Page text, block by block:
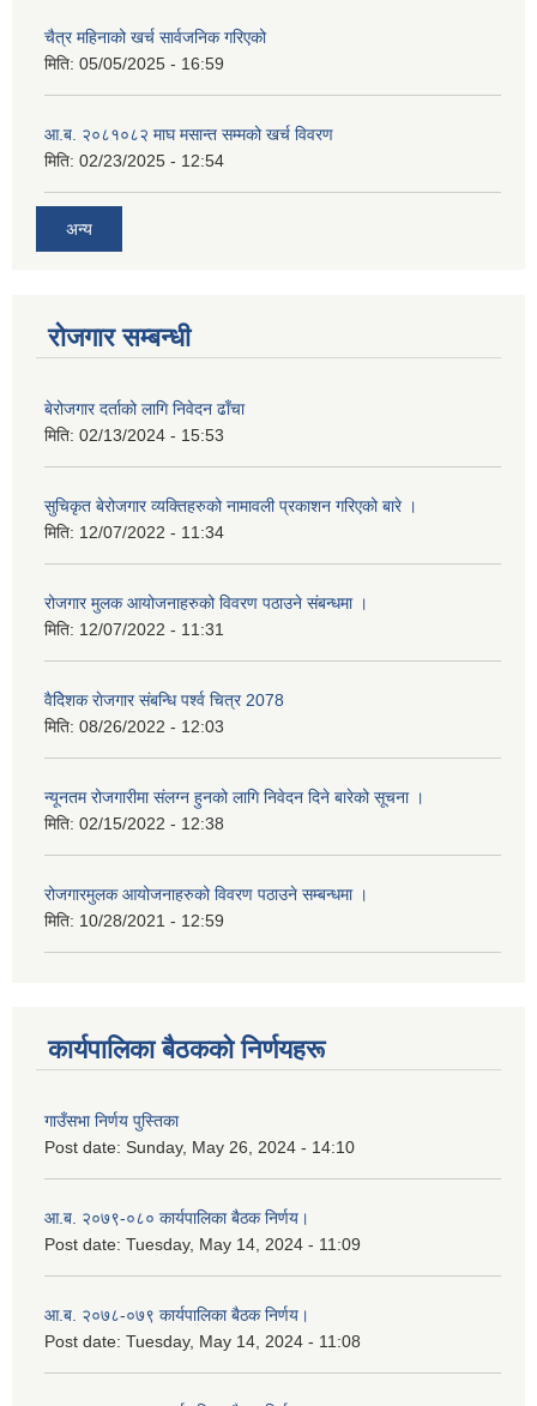
चैत्र महिनाको खर्च सार्वजनिक गरिएको
मिति: 05/05/2025 - 16:59
आ.ब. २०८१०८२ माघ मसान्त सम्मको खर्च विवरण
मिति: 02/23/2025 - 12:54
अन्य
रोजगार सम्बन्धी
बेरोजगार दर्ताको लागि निवेदन ढाँचा
मिति: 02/13/2024 - 15:53
सुचिकृत बेरोजगार व्यक्तिहरुको नामावली प्रकाशन गरिएको बारे ।
मिति: 12/07/2022 - 11:34
रोजगार मुलक आयोजनाहरुको विवरण पठाउने संबन्धमा ।
मिति: 12/07/2022 - 11:31
वैदेिशक राेजगार संबन्धि पर्श्व चित्र 2078
मिति: 08/26/2022 - 12:03
न्यूनतम रोजगारीमा संलग्न हुनको लागि निवेदन दिने बारेको सूचना ।
मिति: 02/15/2022 - 12:38
रोजगारमुलक आयोजनाहरुको विवरण पठाउने सम्बन्धमा ।
मिति: 10/28/2021 - 12:59
कार्यपालिका बैठकको निर्णयहरू
गाउँसभा निर्णय पुस्तिका
Post date: Sunday, May 26, 2024 - 14:10
आ.ब. २०७९-०८० कार्यपालिका बैठक निर्णय।
Post date: Tuesday, May 14, 2024 - 11:09
आ.ब. २०७८-०७९ कार्यपालिका बैठक निर्णय।
Post date: Tuesday, May 14, 2024 - 11:08